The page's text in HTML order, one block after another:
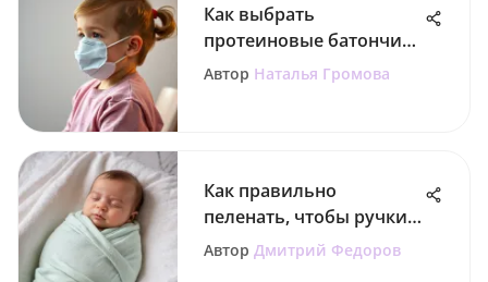
Как выбрать
протеиновые батончики
для детей
Автор Наталья Громова
Как правильно
пеленать, чтобы ручки
не выскакивали
Автор Дмитрий Федоров